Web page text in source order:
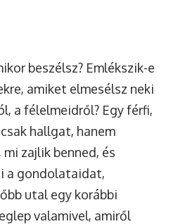
beszélsz? Emlékszik-e
amiket elmesélsz neki
a félelmeidről? Egy férfi,
hallgat, hanem
mi zajlik benned, és
a gondolataidat,
utal egy korábbi
valamivel, amiről